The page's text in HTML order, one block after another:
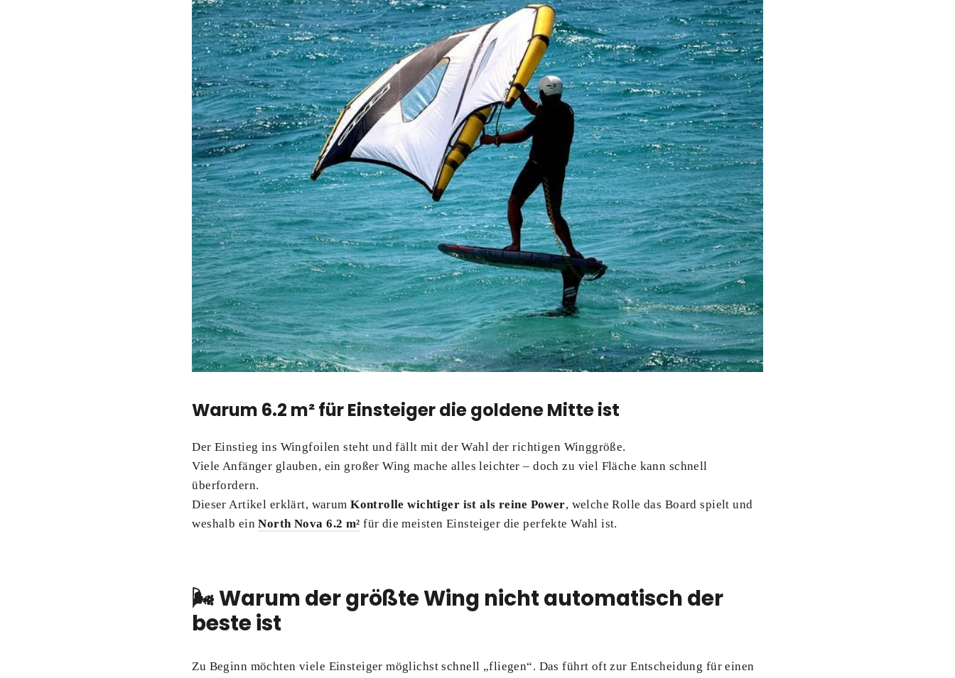
Warum 6.2 m² für Einsteiger die goldene Mitte ist
Der Einstieg ins Wingfoilen steht und fällt mit der Wahl der richtigen Winggröße.
Viele Anfänger glauben, ein großer Wing mache alles leichter – doch zu viel Fläche kann schnell
überfordern.
Dieser Artikel erklärt, warumKontrolle wichtiger ist als reine Power, welche Rolle das Board spielt und
weshalb einNorth Nova 6.2 m² für die meisten Einsteiger die perfekte Wahl ist.
🌬️ Warum der größte Wing nicht automatisch der
beste ist
Zu Beginn möchten viele Einsteiger möglichst schnell „fliegen“. Das führt oft zur Entscheidung für einen